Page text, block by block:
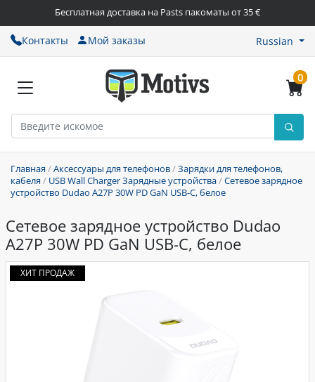
Бесплатная доставка на Pasts пакоматы от 35 €
Контакты Мой заказы Russian
0
Главная/Аксессуары для телефонов/Зарядки для телефонов,
кабеля/ USB Wall Charger Зарядные устройства/Сетевое зарядное
устройство Dudao A27P 30W PD GaN USB-C, белое
Сетевое зарядное устройство Dudao
A27P 30W PD GaN USB-C, белое
ХИТ ПРОДАЖ